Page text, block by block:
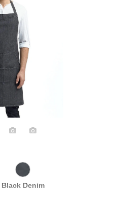
Black Denim